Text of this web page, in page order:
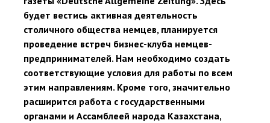
будет вестись активная деятельность
столичного общества немцев, планируется
проведение встреч бизнес-клуба немцев-
предпринимателей. Нам необходимо создать
соответствующие условия для работы по всем
этим направлениям. Кроме того, значительно
расширится работа с государственными
органами и Ассамблеей народа Казахстана,